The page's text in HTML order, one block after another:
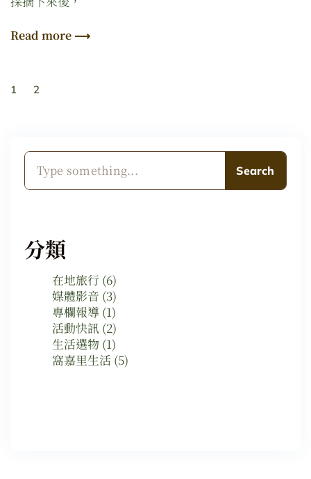
Read more ⟶
1 2
Search
分類
在地旅行 (6)
媒體影音 (3)
專欄報導 (1)
活動快訊 (2)
生活選物 (1)
窩嘉里生活 (5)